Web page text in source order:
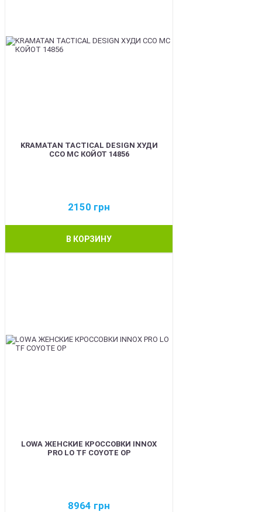
KRAMATAN TACTICAL DESIGN ХУДИ
ССО МС КОЙОТ 14856
2150 грн
В КОРЗИНУ
LOWA ЖЕНСКИЕ КРОССОВКИ INNOX
PRO LO TF COYOTE OP
8964 грн